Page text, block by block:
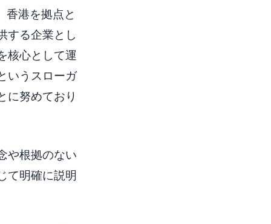
香港を拠点と
する企業とし
核心として運
いうスローガ
に努めており
や根拠のない
て明確に説明